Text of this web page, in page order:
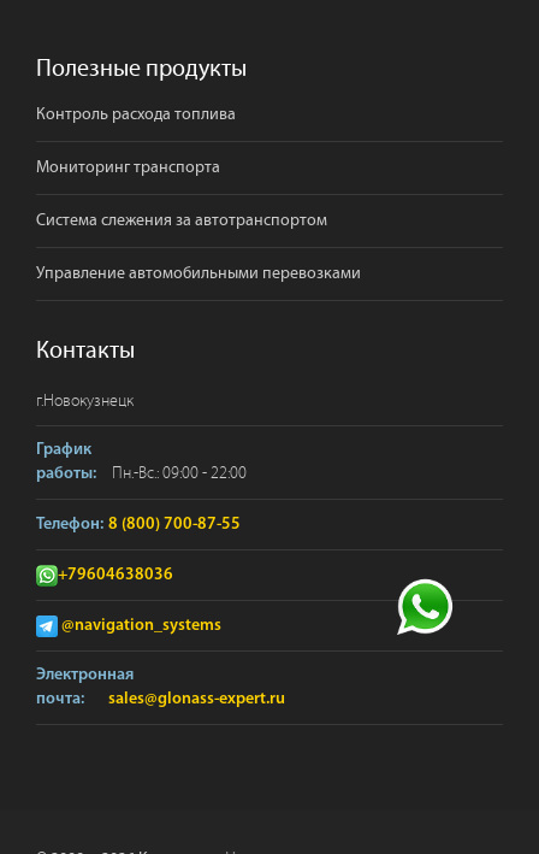
Полезные продукты
Контроль расхода топлива
Мониторинг транспорта
Система слежения за автотранспортом
Управление автомобильными перевозками
Контакты
г.Новокузнецк
График
работы:
Пн.-Вс.: 09:00 - 22:00
Телефон: 8 (800) 700-87-55
+79604638036
@navigation_systems
Электронная
почта:
sales@glonass-expert.ru